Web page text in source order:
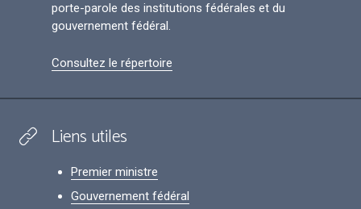
porte-parole des institutions fédérales et du
gouvernement fédéral.
Consultez le répertoire
Liens utiles
Premier ministre
Gouvernement fédéral